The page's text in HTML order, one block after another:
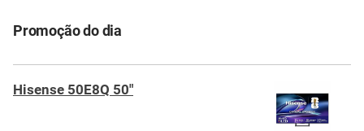
Promoção do dia
Hisense 50E8Q 50"